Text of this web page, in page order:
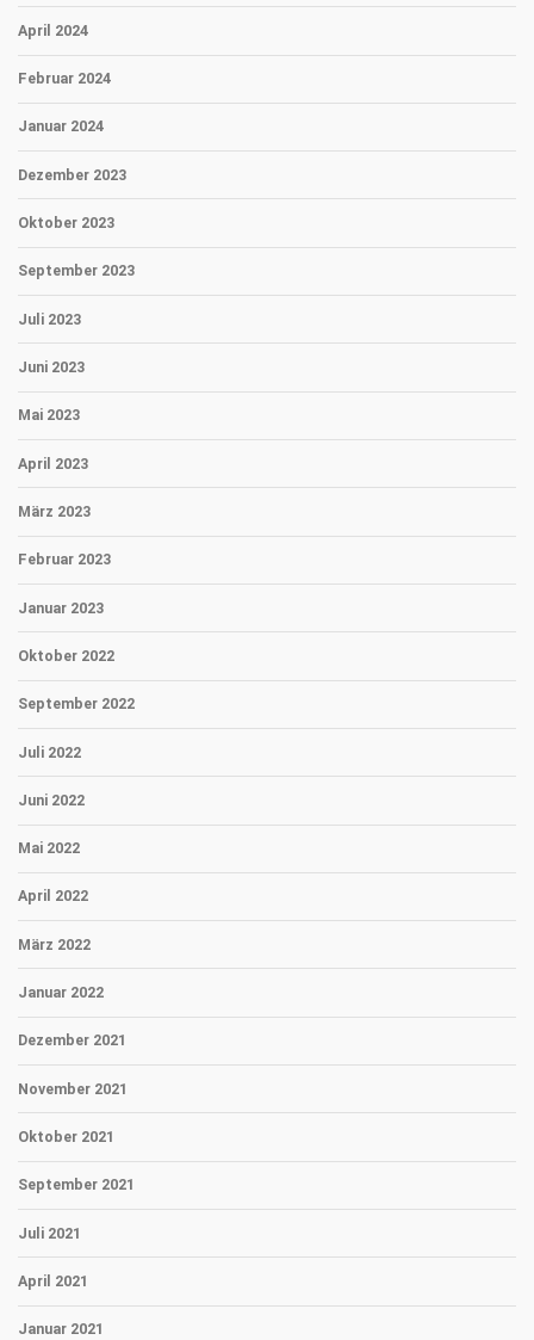
April 2024
Februar 2024
Januar 2024
Dezember 2023
Oktober 2023
September 2023
Juli 2023
Juni 2023
Mai 2023
April 2023
März 2023
Februar 2023
Januar 2023
Oktober 2022
September 2022
Juli 2022
Juni 2022
Mai 2022
April 2022
März 2022
Januar 2022
Dezember 2021
November 2021
Oktober 2021
September 2021
Juli 2021
April 2021
Januar 2021